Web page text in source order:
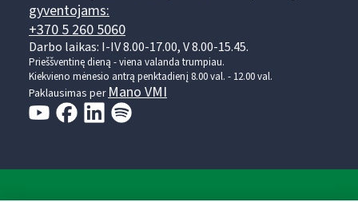
gyventojams:
+370 5 260 5060
Darbo laikas: I-IV 8.00-17.00, V 8.00-15.45.
Prieššventinę dieną - viena valanda trumpiau.
Kiekvieno mėnesio antrą penktadienį 8.00 val. - 12.00 val.
Paklausimas perMano VMI